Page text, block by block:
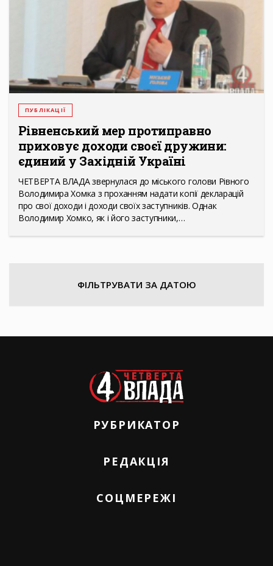
ПУБЛІКАЦІЇ
Рівненський мер протиправно
приховує доходи своєї дружини:
єдиний у Західній Україні
ЧЕТВЕРТА ВЛАДА звернулася до міського голови Рівного
Володимира Хомка з проханням надати копії декларацій
про свої доходи і доходи своїх заступників. Однак
Володимир Хомко, як і його заступники,…
ФІЛЬТРУВАТИ ЗА ДАТОЮ
РУБРИКАТОР
РЕДАКЦІЯ
СОЦМЕРЕЖІ